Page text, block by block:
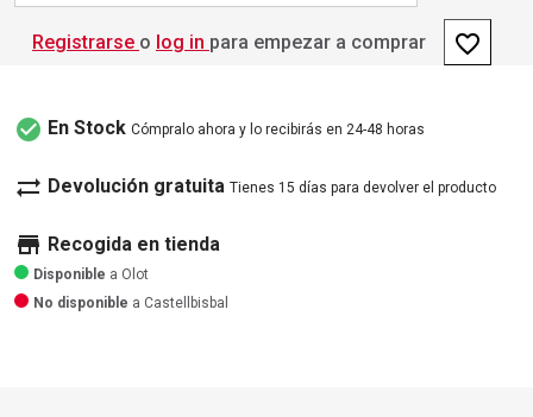
Registrarse o log in para empezar a comprar favorite_border
check_circle En Stock Cómpralo ahora y lo recibirás en 24-48 horas
sync_alt Devolución gratuita Tienes 15 días para devolver el producto
store Recogida en tienda
Disponible a Olot
No disponible a Castellbisbal